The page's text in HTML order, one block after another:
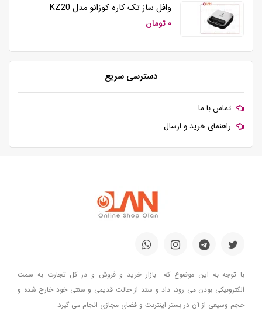
وافل ساز تک کاره کوزانو مدل KZ20
۰ تومان
دسترسی سریع
تماس با ما
راهنمای خرید و ارسال
با توجه به این موضوع که بازار خرید و فروش و در کل تجارت به سمت
الکترونیکی بودن می رود، داد و ستد از حالت قدیمی و سنتی خود خارج شده و
حجم وسیعی از آن در بستر اینترنت و فضای مجازی انجام می گیرد.